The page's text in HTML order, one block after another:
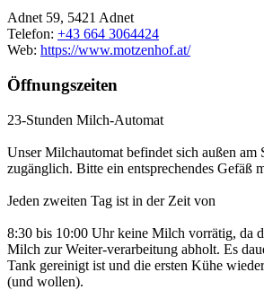
Adnet 59, 5421 Adnet
Telefon: +43 664 3064424
Web: https://www.motzenhof.at/
Öffnungszeiten
23-Stunden Milch-Automat
Unser Milchautomat befindet sich außen am
zugänglich. Bitte ein entsprechendes Gefäß
Jeden zweiten Tag ist in der Zeit von
8:30 bis 10:00 Uhr keine Milch vorrätig, da
Milch zur Weiter-verarbeitung abholt. Es
Tank gereinigt ist und die ersten Kühe
(und wollen).